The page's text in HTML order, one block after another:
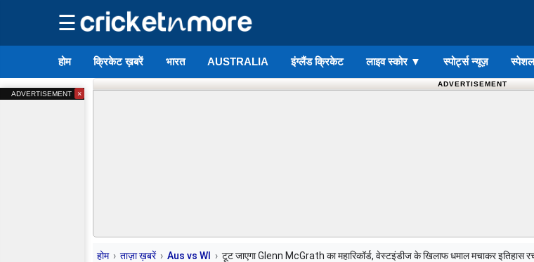
☰
होम क्रिकेट ख़बरें भारत AUSTRALIA इंग्लैंड क्रिकेट लाइव स्कोर ▼ स्पोर्ट्स न्यूज़
ADVERTISEMENT
होम ताज़ा ख़बरें Aus vs WI टूट जाएगा Glenn McGrath का महारिकॉर्ड, वेस्टइंडीज के खिलाफ धमाल मचाकर
ADVERTISEMENT ×